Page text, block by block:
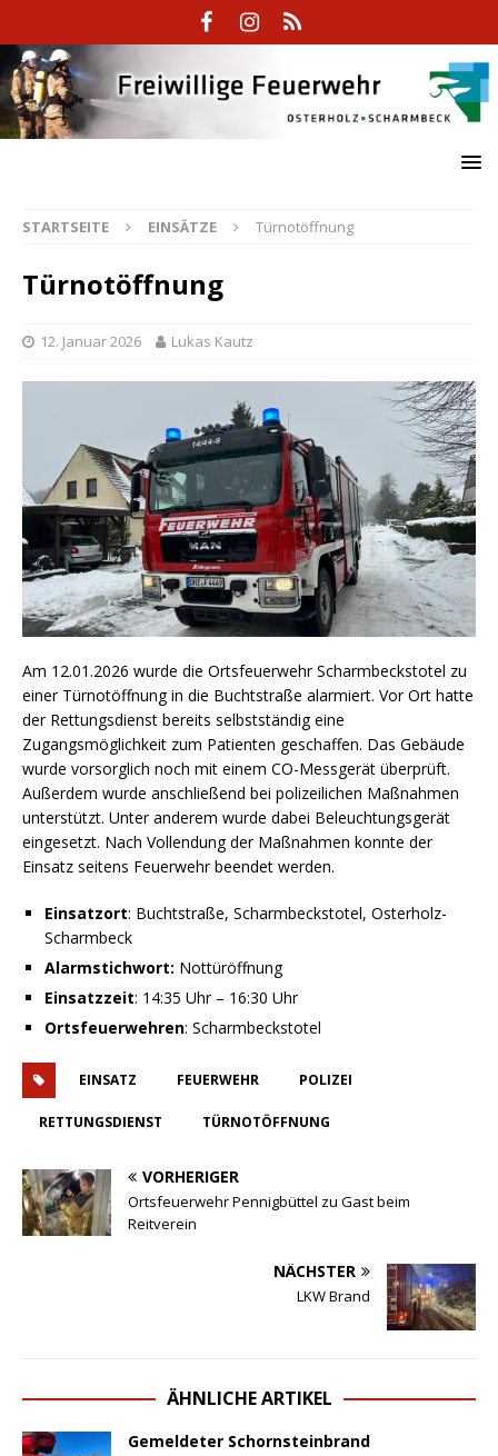
STARTSEITE EINSÄTZE Türnotöffnung
Türnotöffnung
12. Januar 2026 Lukas Kautz
Am 12.01.2026 wurde die Ortsfeuerwehr Scharmbeckstotel zu
einer Türnotöffnung in die Buchtstraße alarmiert. Vor Ort hatte
der Rettungsdienst bereits selbstständig eine
Zugangsmöglichkeit zum Patienten geschaffen. Das Gebäude
wurde vorsorglich noch mit einem CO-Messgerät überprüft.
Außerdem wurde anschließend bei polizeilichen Maßnahmen
unterstützt. Unter anderem wurde dabei Beleuchtungsgerät
eingesetzt. Nach Vollendung der Maßnahmen konnte der
Einsatz seitens Feuerwehr beendet werden.
Einsatzort: Buchtstraße, Scharmbeckstotel, Osterholz-
Scharmbeck
Alarmstichwort: Nottüröffnung
Einsatzzeit: 14:35 Uhr – 16:30 Uhr
Ortsfeuerwehren: Scharmbeckstotel
EINSATZ FEUERWEHR POLIZEI
RETTUNGSDIENST TÜRNOTÖFFNUNG
VORHERIGER
Ortsfeuerwehr Pennigbüttel zu Gast beim
Reitverein
NÄCHSTER
LKW Brand
ÄHNLICHE ARTIKEL
Gemeldeter Schornsteinbrand